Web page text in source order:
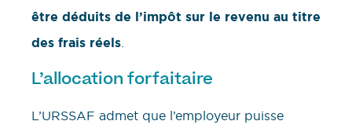
être déduits de l’impôt sur le revenu au titre
des frais réels.
L’allocation forfaitaire
L’URSSAF admet que l’employeur puisse